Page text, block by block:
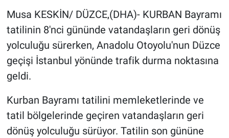
Musa KESKİN/ DÜZCE,(DHA)- KURBAN Bayramı
tatilinin 8'nci gününde vatandaşların geri dönüş
yolculuğu sürerken, Anadolu Otoyolu'nun Düzce
geçişi İstanbul yönünde trafik durma noktasına
geldi.
Kurban Bayramı tatilini memleketlerinde ve
tatil bölgelerinde geçiren vatandaşların geri
dönüş yolculuğu sürüyor. Tatilin son gününe